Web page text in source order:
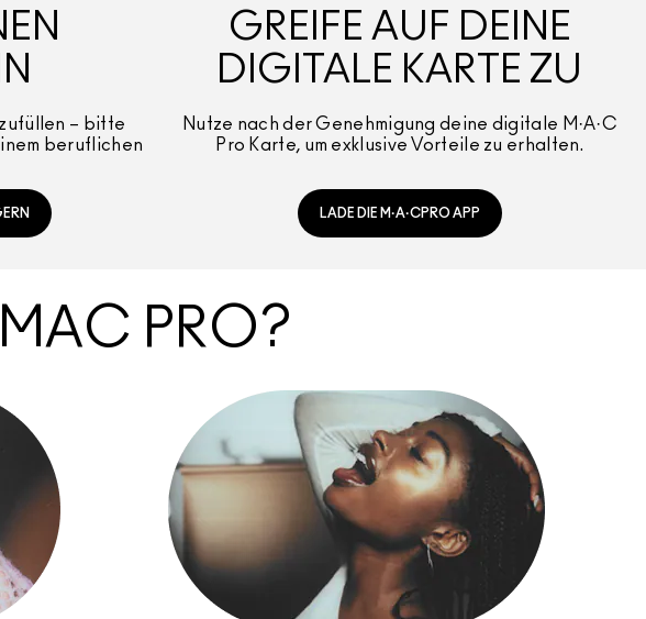
– bitte
beruflichen
GREIFE AUF DEINE
DIGITALE KARTE ZU
Nutze nach der Genehmigung deine digitale M·A·C
Pro Karte, um exklusive Vorteile zu erhalten.
LADE DIE M·A·CPRO APP
PRO?